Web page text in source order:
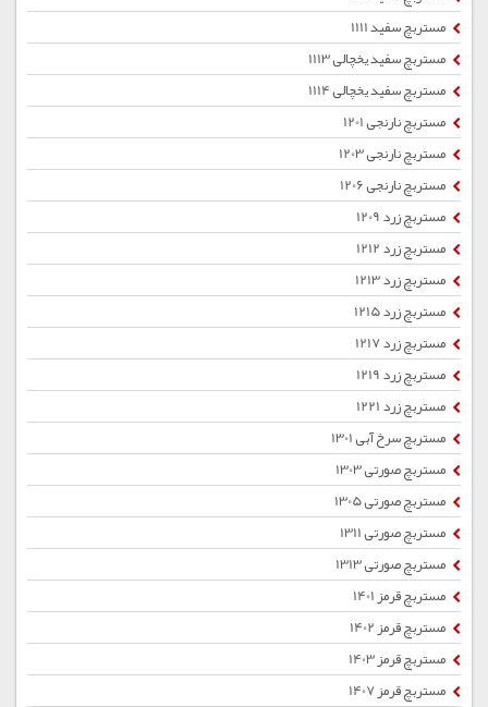
مستربچ سفید 1111
مستربچ سفید یخچالی 1113
مستربچ سفید یخچالی 1114
مستربچ نارنجی 1201
مستربچ نارنجی 1203
مستربچ نارنجی 1206
مستربچ زرد 1209
مستربچ زرد 1212
مستربچ زرد 1213
مستربچ زرد 1215
مستربچ زرد 1217
مستربچ زرد 1219
مستربچ زرد 1221
مستربچ سرخ آبی 1301
مستربچ صورتی 1303
مستربچ صورتی 1305
مستربچ صورتی 1311
مستربچ صورتی 1313
مستربچ قرمز 1401
مستربچ قرمز 1402
مستربچ قرمز 1403
مستربچ قرمز 1407